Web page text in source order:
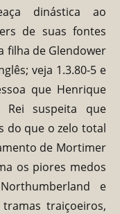
dinástica ao
de suas fontes
filha de Glendower
veja 1.3.80-5 e
que Henrique
Rei suspeita que
do que o zelo total
de Mortimer
os piores medos
e
traiçoeiros,